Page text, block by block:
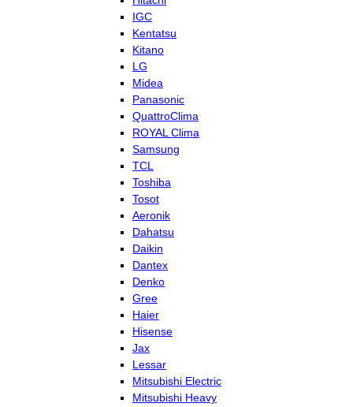
IGC
Kentatsu
Kitano
LG
Midea
Panasonic
QuattroClima
ROYAL Clima
Samsung
TCL
Toshiba
Tosot
Aeronik
Dahatsu
Daikin
Dantex
Denko
Gree
Haier
Hisense
Jax
Lessar
Mitsubishi Electric
Mitsubishi Heavy